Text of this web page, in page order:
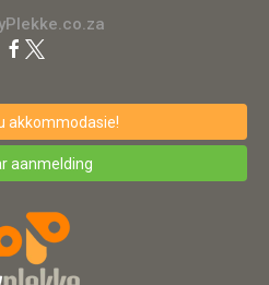
akkommodasie!
aanmelding